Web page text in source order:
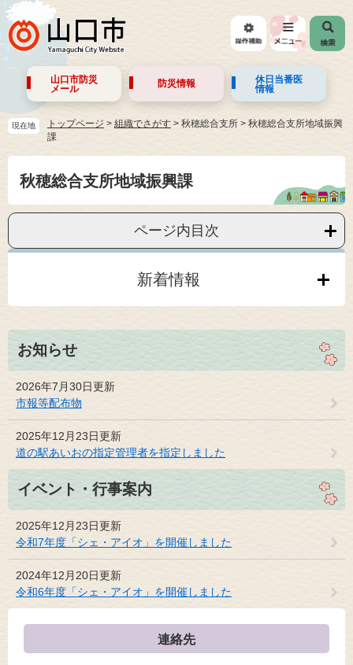
山口市防災
メール
防災情報
休日当番医
情報
現在地 トップページ > 組織でさがす > 秋穂総合支所 > 秋穂総合支所地域振興
課
秋穂総合支所地域振興課
ページ内目次
新着情報
お知らせ
2026年7月30日更新
市報等配布物
2025年12月23日更新
道の駅あいおの指定管理者を指定しました
イベント・行事案内
2025年12月23日更新
令和7年度「シェ・アイオ」を開催しました
2024年12月20日更新
令和6年度「シェ・アイオ」を開催しました
連絡先